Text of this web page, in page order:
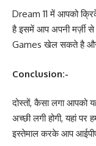
Dream 11 में आपको
है इसमें आप अपनी मर्ज़ी
Games खेल सकते है
Conclusion:-
दोस्तों, कैसा लगा आपको
अच्छी लगी होगी, यहां पर
इस्तेमाल करके आप